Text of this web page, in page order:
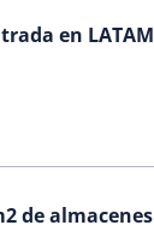
en LATAM
de almacenes